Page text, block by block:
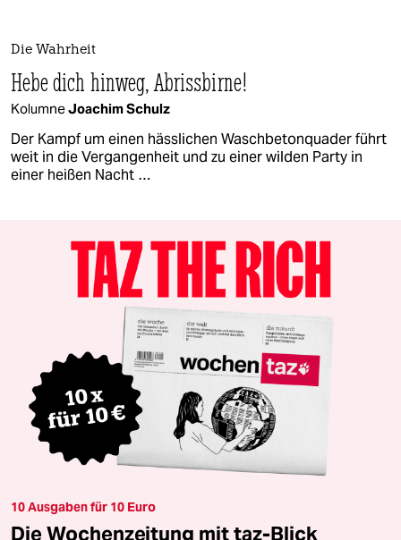
Die Wahrheit
Hebe dich hinweg, Abrissbirne!
KolumneJoachim Schulz
Der Kampf um einen hässlichen Waschbetonquader führt
weit in die Vergangenheit und zu einer wilden Party in
einer heißen Nacht …
10 Ausgaben für 10 Euro
Die Wochenzeitung mit taz-Blick